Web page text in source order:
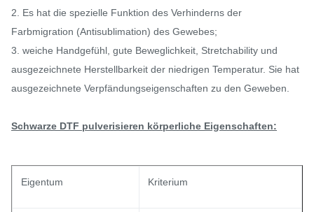
2. Es hat die spezielle Funktion des Verhinderns der
Farbmigration (Antisublimation) des Gewebes;
3. weiche Handgefühl, gute Beweglichkeit, Stretchability und
ausgezeichnete Herstellbarkeit der niedrigen Temperatur. Sie hat
ausgezeichnete Verpfändungseigenschaften zu den Geweben.
Schwarze DTF pulverisieren körperliche Eigenschaften:
Eigentum Kriterium